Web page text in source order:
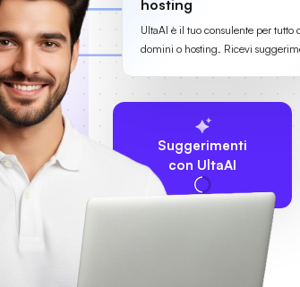
hosting
UltaAI è il tuo consulente per tutto
domini o hosting. Ricevi
Suggerimenti
con UltaAI